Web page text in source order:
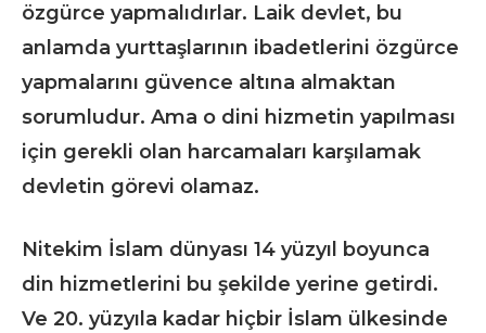
özgürce yapmalıdırlar. Laik devlet, bu
anlamda yurttaşlarının ibadetlerini özgürce
yapmalarını güvence altına almaktan
sorumludur. Ama o dini hizmetin yapılması
için gerekli olan harcamaları karşılamak
devletin görevi olamaz.
Nitekim İslam dünyası 14 yüzyıl boyunca
din hizmetlerini bu şekilde yerine getirdi.
Ve 20. yüzyıla kadar hiçbir İslam ülkesinde